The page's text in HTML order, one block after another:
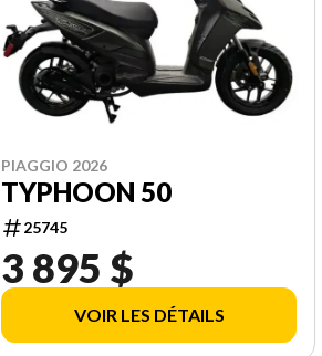
PIAGGIO 2026
TYPHOON 50
25745
3 895 $
VOIR LES DÉTAILS